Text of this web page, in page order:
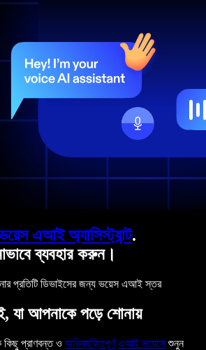
এআই অ্যাসিস্ট্যান্ট.
ব্যবহার করুন।
প্রতিটি ডিভাইসের জন্য ভয়েস এআই স্তর
আপনাকে পড়ে শোনায়
প্রাণবন্ত ও অভিব্যক্তিপূর্ণ এআই ভয়েসেশুনুন